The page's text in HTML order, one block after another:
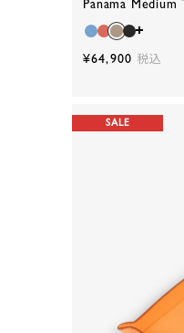
Panama
¥64,900 税込
SALE